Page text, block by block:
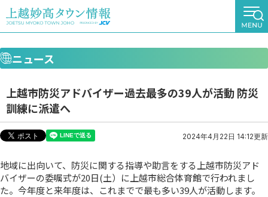
ニュース
上越市防災アドバイザー過去最多の39人が活動 防災
訓練に派遣へ
2024年4月22日 14:12更新
地域に出向いて、防災に関する指導や助言をする上越市防災アド
バイザーの委嘱式が20日(土）に上越市総合体育館で行われまし
た。今年度と来年度は、これまでで最も多い39人が活動します。